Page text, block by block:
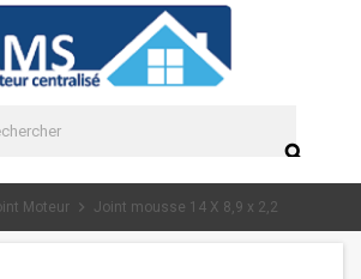
search
Moteur chevron_right Joint mousse 14 X 8,9 x 2,2